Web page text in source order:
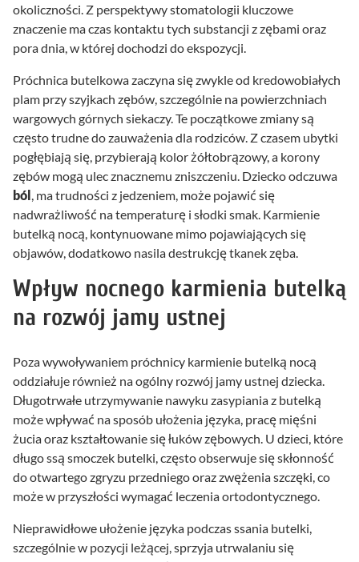
okoliczności. Z perspektywy stomatologii kluczowe
znaczenie ma czas kontaktu tych substancji z zębami oraz
pora dnia, w której dochodzi do ekspozycji.
Próchnica butelkowa zaczyna się zwykle od kredowobiałych
plam przy szyjkach zębów, szczególnie na powierzchniach
wargowych górnych siekaczy. Te początkowe zmiany są
często trudne do zauważenia dla rodziców. Z czasem ubytki
pogłębiają się, przybierają kolor żółtobrązowy, a korony
zębów mogą ulec znacznemu zniszczeniu. Dziecko odczuwa
ból, ma trudności z jedzeniem, może pojawić się
nadwrażliwość na temperaturę i słodki smak. Karmienie
butelką nocą, kontynuowane mimo pojawiających się
objawów, dodatkowo nasila destrukcję tkanek zęba.
Wpływ nocnego karmienia butelką
na rozwój jamy ustnej
Poza wywoływaniem próchnicy karmienie butelką nocą
oddziałuje również na ogólny rozwój jamy ustnej dziecka.
Długotrwałe utrzymywanie nawyku zasypiania z butelką
może wpływać na sposób ułożenia języka, pracę mięśni
żucia oraz kształtowanie się łuków zębowych. U dzieci, które
długo ssą smoczek butelki, często obserwuje się skłonność
do otwartego zgryzu przedniego oraz zwężenia szczęki, co
może w przyszłości wymagać leczenia ortodontycznego.
Nieprawidłowe ułożenie języka podczas ssania butelki,
szczególnie w pozycji leżącej, sprzyja utrwalaniu się